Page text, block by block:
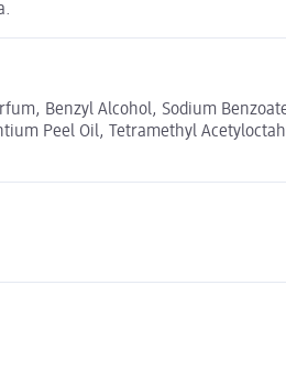
Benzyl Alcohol, Sodium
Peel Oil, Tetramethyl